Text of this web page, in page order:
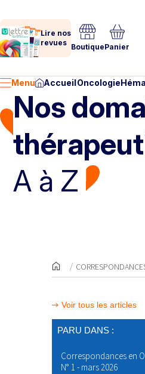
Lire nos
revues BoutiquePanier
Menu AccueilOncologie
Nos
A à Z
Voir tous les articles
PARU DANS :
Correspondances en
N° 1 - mars 2026